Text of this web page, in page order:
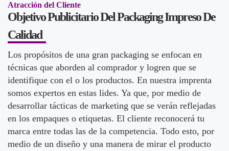
Atracción del Cliente
Objetivo Publicitario Del Packaging Impreso De
Calidad
Los propósitos de una gran packaging se enfocan en
técnicas que aborden al comprador y logren que se
identifique con el o los productos. En nuestra imprenta
somos expertos en estas lides. Ya que, por medio de
desarrollar tácticas de marketing que se verán reflejadas
en los empaques o etiquetas. El cliente reconocerá tu
marca entre todas las de la competencia. Todo esto, por
medio de un diseño y una manera de mirar el producto